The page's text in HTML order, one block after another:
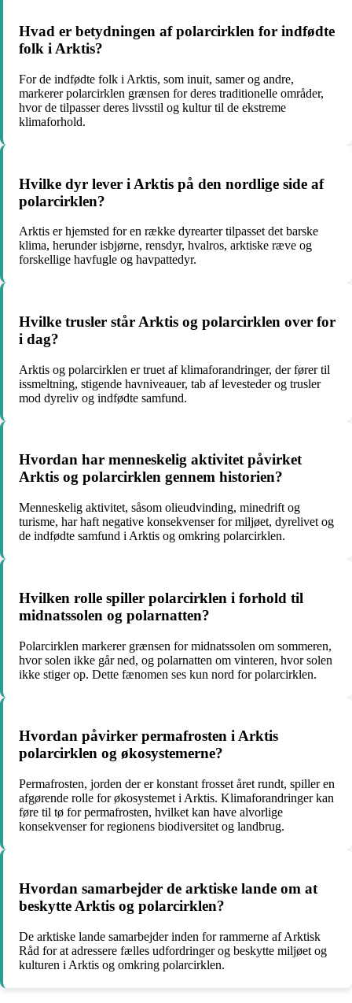
Hvad er betydningen af polarcirklen for indfødte
folk i Arktis?
For de indfødte folk i Arktis, som inuit, samer og andre,
markerer polarcirklen grænsen for deres traditionelle områder,
hvor de tilpasser deres livsstil og kultur til de ekstreme
klimaforhold.
Hvilke dyr lever i Arktis på den nordlige side af
polarcirklen?
Arktis er hjemsted for en række dyrearter tilpasset det barske
klima, herunder isbjørne, rensdyr, hvalros, arktiske ræve og
forskellige havfugle og havpattedyr.
Hvilke trusler står Arktis og polarcirklen over for
i dag?
Arktis og polarcirklen er truet af klimaforandringer, der fører til
issmeltning, stigende havniveauer, tab af levesteder og trusler
mod dyreliv og indfødte samfund.
Hvordan har menneskelig aktivitet påvirket
Arktis og polarcirklen gennem historien?
Menneskelig aktivitet, såsom olieudvinding, minedrift og
turisme, har haft negative konsekvenser for miljøet, dyrelivet og
de indfødte samfund i Arktis og omkring polarcirklen.
Hvilken rolle spiller polarcirklen i forhold til
midnatssolen og polarnatten?
Polarcirklen markerer grænsen for midnatssolen om sommeren,
hvor solen ikke går ned, og polarnatten om vinteren, hvor solen
ikke stiger op. Dette fænomen ses kun nord for polarcirklen.
Hvordan påvirker permafrosten i Arktis
polarcirklen og økosystemerne?
Permafrosten, jorden der er konstant frosset året rundt, spiller en
afgørende rolle for økosystemet i Arktis. Klimaforandringer kan
føre til tø for permafrosten, hvilket kan have alvorlige
konsekvenser for regionens biodiversitet og landbrug.
Hvordan samarbejder de arktiske lande om at
beskytte Arktis og polarcirklen?
De arktiske lande samarbejder inden for rammerne af Arktisk
Råd for at adressere fælles udfordringer og beskytte miljøet og
kulturen i Arktis og omkring polarcirklen.